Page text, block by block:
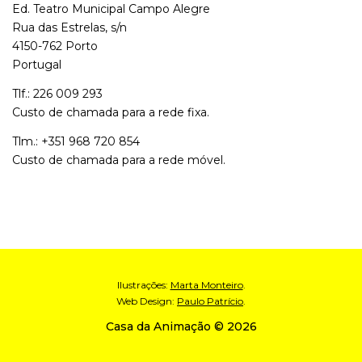
Ed. Teatro Municipal Campo Alegre
Rua das Estrelas, s/n
4150-762 Porto
Portugal
Tlf.: 226 009 293
Custo de chamada para a rede fixa.
Tlm.: +351 968 720 854
Custo de chamada para a rede móvel.
Ilustrações: Marta Monteiro.
Web Design: Paulo Patrício
Casa da Animação © 2026